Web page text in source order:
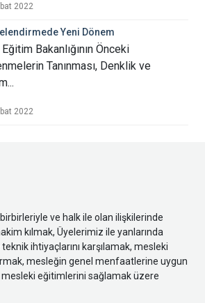
2022
Yeni Dönem
Bakanlığının Önceki
Tanınması, Denklik ve
2022
ve halk ile olan ilişkilerinde
kılmak, Üyelerimiz ile yanlarında
ihtiyaçlarını karşılamak, mesleki
mesleğin genel menfaatlerine uygun
eğitimlerini sağlamak üzere